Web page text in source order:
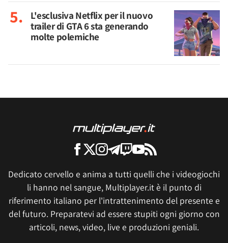
L'esclusiva Netflix per il nuovo
trailer di GTA 6 sta generando
molte polemiche
Dedicato cervello e anima a tutti quelli che i videogiochi
li hanno nel sangue, Multiplayer.it è il punto di
riferimento italiano per l'intrattenimento del presente e
del futuro. Preparatevi ad essere stupiti ogni giorno con
articoli, news, video, live e produzioni geniali.